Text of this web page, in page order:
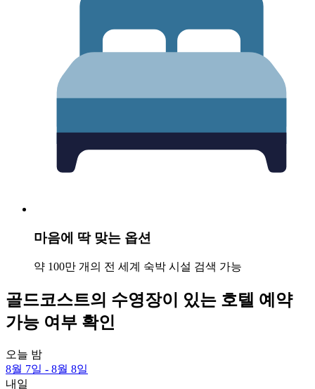
마음에 딱 맞는 옵션
약 100만 개의 전 세계 숙박 시설 검색 가능
골드코스트의 수영장이 있는 호텔 예약
가능 여부 확인
오늘 밤
8월 7일 - 8월 8일
내일